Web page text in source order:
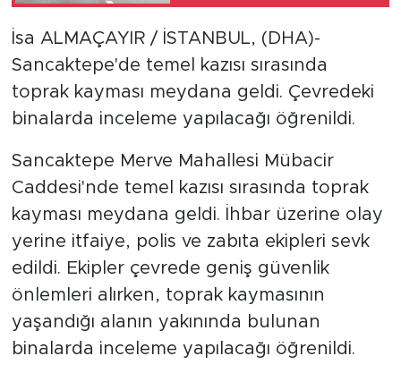
İsa ALMAÇAYIR / İSTANBUL, (DHA)-
Sancaktepe'de temel kazısı sırasında
toprak kayması meydana geldi. Çevredeki
binalarda inceleme yapılacağı öğrenildi.
Sancaktepe Merve Mahallesi Mübacir
Caddesi'nde temel kazısı sırasında toprak
kayması meydana geldi. İhbar üzerine olay
yerine itfaiye, polis ve zabıta ekipleri sevk
edildi. Ekipler çevrede geniş güvenlik
önlemleri alırken, toprak kaymasının
yaşandığı alanın yakınında bulunan
binalarda inceleme yapılacağı öğrenildi.